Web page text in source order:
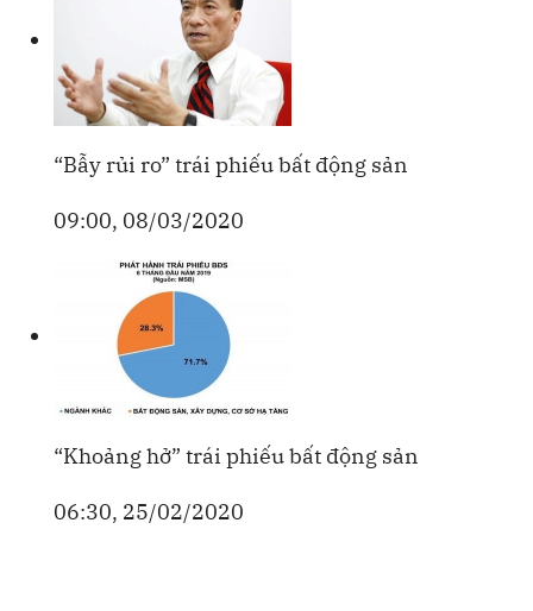
“Bẫy rủi ro” trái phiếu bất động sản
09:00, 08/03/2020
“Khoảng hở” trái phiếu bất động sản
06:30, 25/02/2020